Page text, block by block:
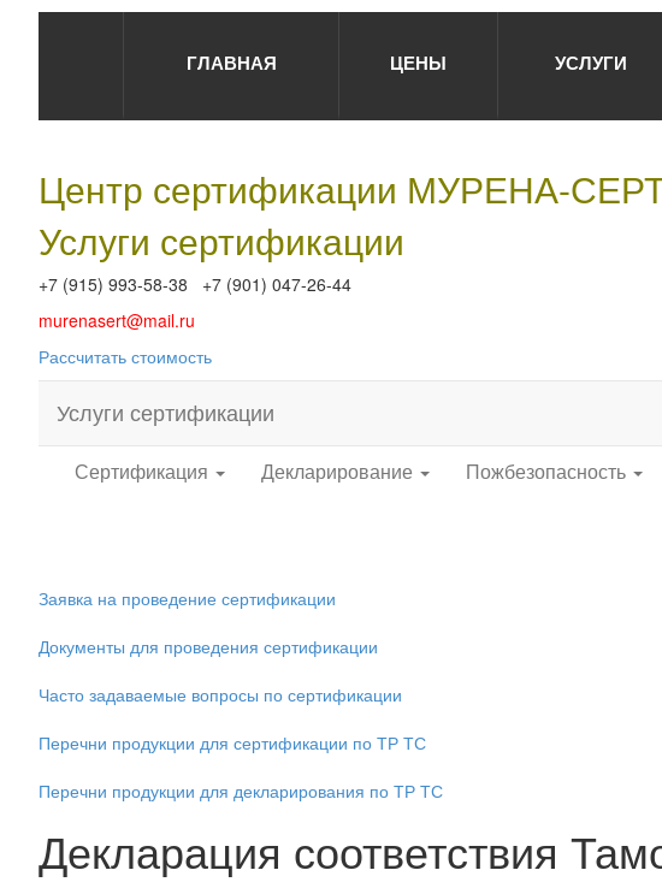
ГЛАВНАЯ ЦЕНЫ УСЛУГИ
Центр сертификации МУРЕНА-
Услуги сертификации
+7 (915) 993-58-38 +7 (901) 047-26-44
murenasert@mail.ru
Рассчитать стоимость
Услуги сертификации
Сертификация Декларирование Пожбезопасность
Заявка на проведение сертификации
Документы для проведения сертификации
Часто задаваемые вопросы по сертификации
Перечни продукции для сертификации по ТР ТС
Перечни продукции для декларирования по ТР ТС
Декларация соответствия